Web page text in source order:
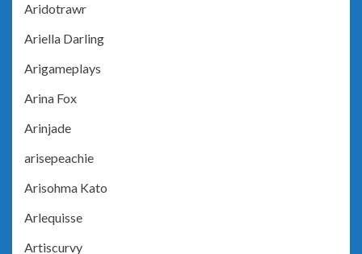
Aridotrawr
Ariella Darling
Arigameplays
Arina Fox
Arinjade
arisepeachie
Arisohma Kato
Arlequisse
Artiscurvy